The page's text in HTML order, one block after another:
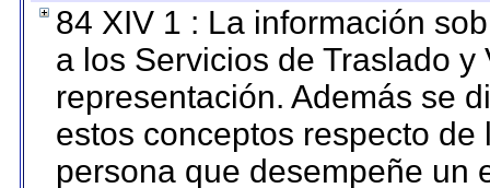
84 XIV 1 : La información
a los Servicios de Traslado
representación. Además se
estos conceptos respecto
persona que desempeñe un